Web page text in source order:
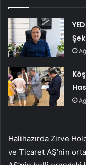
Halihazırda Zirve
ve Ticaret AŞ’nin